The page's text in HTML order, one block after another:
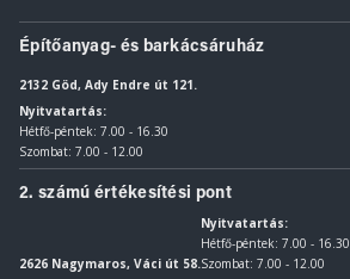
Építőanyag- és barkácsáruház
2132 Göd, Ady Endre út 121.
Nyitvatartás:
Hétfő-péntek: 7.00 - 16.30
Szombat: 7.00 - 12.00
2. számú értékesítési pont
2626 Nagymaros, Váci út 58.
Nyitvatartás:
Hétfő-péntek: 7.00 - 16.30
Szombat: 7.00 - 12.00